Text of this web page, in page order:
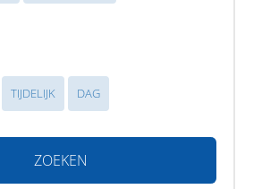
TIJDELIJK DAG
ZOEKEN